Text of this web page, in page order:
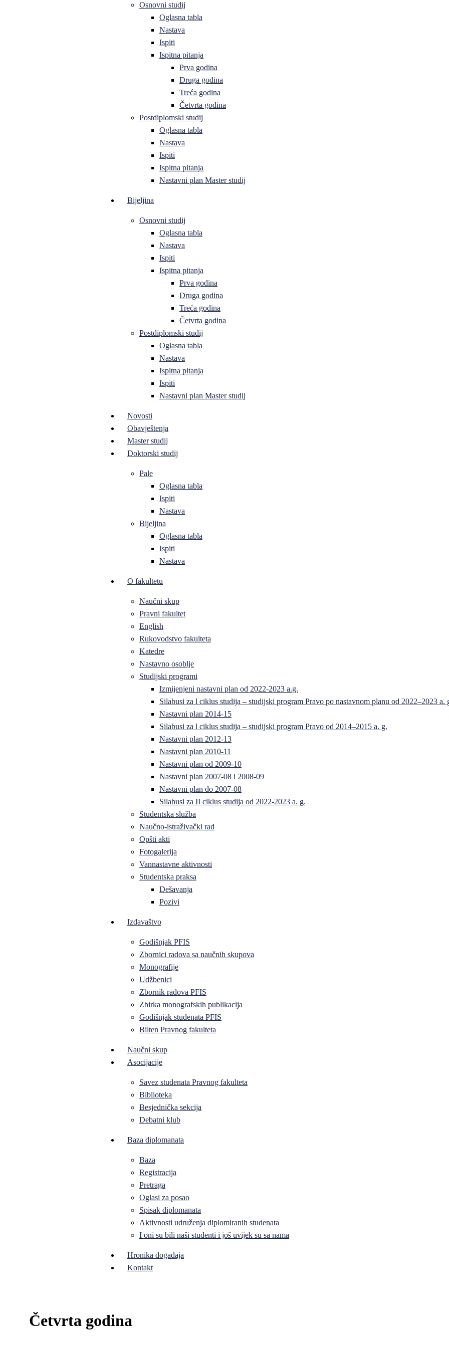
Osnovni studij
Oglasna tabla
Nastava
Ispiti
Ispitna pitanja
Prva godina
Druga godina
Treća godina
Četvrta godina
Postdiplomski studij
Oglasna tabla
Nastava
Ispiti
Ispitna pitanja
Nastavni plan Master studij
Bijeljina
Osnovni studij
Oglasna tabla
Nastava
Ispiti
Ispitna pitanja
Prva godina
Druga godina
Treća godina
Četvrta godina
Postdiplomski studij
Oglasna tabla
Nastava
Ispitna pitanja
Ispiti
Nastavni plan Master studij
Novosti
Obavještenja
Master studij
Doktorski studij
Pale
Oglasna tabla
Ispiti
Nastava
Bijeljina
Oglasna tabla
Ispiti
Nastava
O fakultetu
Naučni skup
Pravni fakultet
English
Rukovodstvo fakulteta
Katedre
Nastavno osoblje
Studijski programi
Izmijenjeni nastavni plan od 2022-2023 a.g.
Silabusi za l ciklus studija – studijski program Pravo po nastavnom planu od 2022–2023 a.
Nastavni plan 2014-15
Silabusi za l ciklus studija – studijski program Pravo od 2014–2015 a. g.
Nastavni plan 2012-13
Nastavni plan 2010-11
Nastavni plan od 2009-10
Nastavni plan 2007-08 i 2008-09
Nastavni plan do 2007-08
Silabusi za II ciklus studija od 2022-2023 a. g.
Studentska služba
Naučno-istraživački rad
Opšti akti
Fotogalerija
Vannastavne aktivnosti
Studentska praksa
Dešavanja
Pozivi
Izdavaštvo
Godišnjak PFIS
Zbornici radova sa naučnih skupova
Monografije
Udžbenici
Zbornik radova PFIS
Zbirka monografskih publikacija
Godišnjak studenata PFIS
Bilten Pravnog fakulteta
Naučni skup
Asocijacije
Savez studenata Pravnog fakulteta
Biblioteka
Besjednička sekcija
Debatni klub
Baza diplomanata
Baza
Registracija
Pretraga
Oglasi za posao
Spisak diplomanata
Aktivnosti udruženja diplomiranih studenata
I oni su bili naši studenti i još uvijek su sa nama
Hronika događaja
Kontakt
Četvrta godina